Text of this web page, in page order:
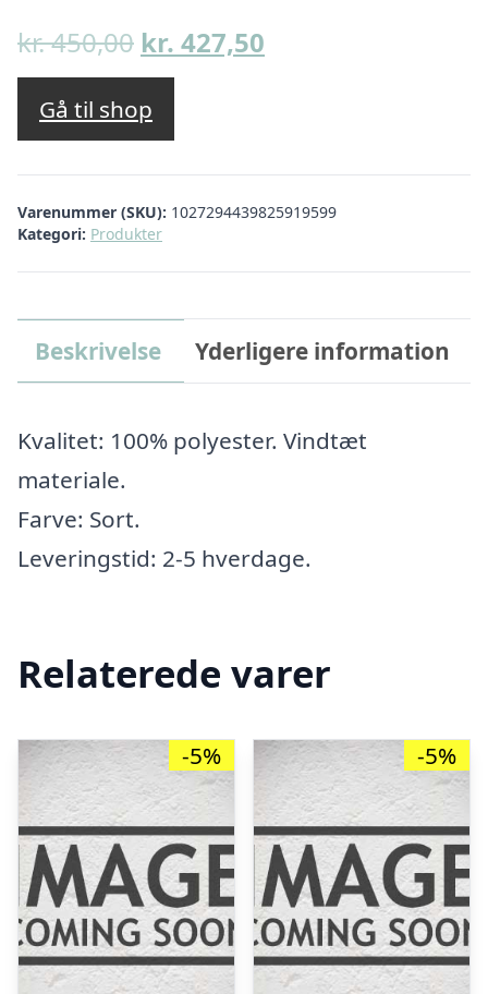
kr.450,00 Den
oprindelige
pris
var:
kr. 450,00.
kr. 427,50
kr. 427,50.
Gå til shop
Varenummer (SKU): 1027294439825919599
Kategori: Produkter
Beskrivelse Yderligere information
Kvalitet: 100% polyester. Vindtæt
materiale.
Farve: Sort.
Leveringstid: 2-5 hverdage.
Relaterede varer
-5% -5%